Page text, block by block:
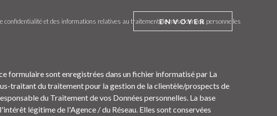
confidentialité et des informations relatives au traitement de mes données personnelles
ENVOYER
formulaire sont enregistrées dans un fichier informatisé par La
traitant du traitement pour la gestion de la clientèle/prospects de
du Traitement de vos Données personnelles. La base
légitime de l'Agence / du Réseau. Elles sont conservées